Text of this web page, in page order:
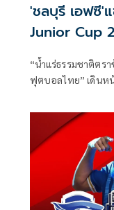
'ชลบุรี เอฟซี'
Junior Cup
ที่อังกฤษ
“น้ำแร่ธรรมชาติตรา
ฟุตบอลไทย” เดินห
โอกาสให้เยาวชนได้
Junior Cup
เยาวชน ชิงรางวัล
Talented Player” แ
ร่วมเดินทางไปสัม